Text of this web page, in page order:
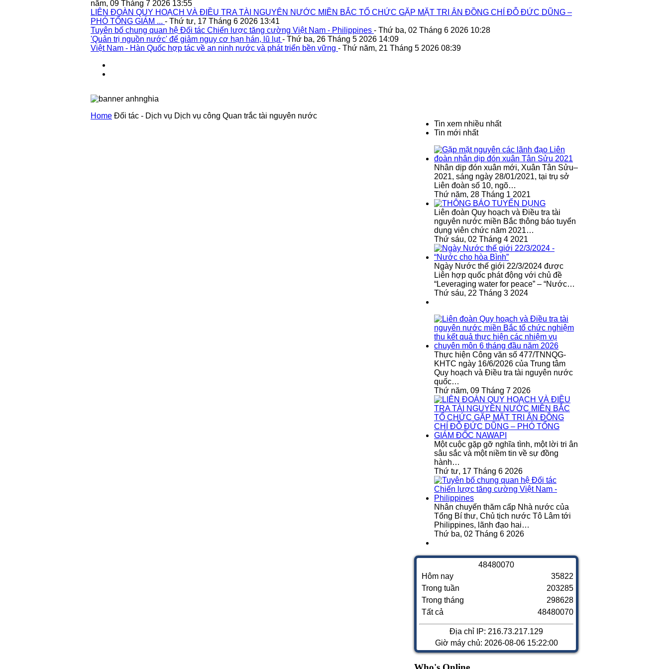
năm, 09 Tháng 7 2026 13:55
LIÊN ĐOÀN QUY HOẠCH VÀ ĐIỀU TRA TÀI NGUYÊN NƯỚC MIỀN BẮC TỔ CHỨC GẶP MẶT TRI ÂN ĐỒNG CHÍ ĐỖ ĐỨC DŨNG –
PHÓ TỔNG GIÁM ... - Thứ tư, 17 Tháng 6 2026 13:41
Tuyên bố chung quan hệ Đối tác Chiến lược tăng cường Việt Nam - Philippines - Thứ ba, 02 Tháng 6 2026 10:28
'Quản trị nguồn nước' để giảm nguy cơ hạn hán, lũ lụt- Thứ ba, 26 Tháng 5 2026 14:09
Việt Nam - Hàn Quốc hợp tác về an ninh nước và phát triển bền vững - Thứ năm, 21 Tháng 5 2026 08:39
Home Đối tác - Dịch vụ Dịch vụ công Quan trắc tài nguyên nước
Tin xem nhiều nhất
Tin mới nhất
Nhân dịp đón xuân mới, Xuân Tân Sửu–
2021, sáng ngày 28/01/2021, tại trụ sở
Liên đoàn số 10, ngõ…
Thứ năm, 28 Tháng 1 2021
Liên đoàn Quy hoạch và Điều tra tài
nguyên nước miền Bắc thông báo tuyển
dụng viên chức năm 2021…
Thứ sáu, 02 Tháng 4 2021
Ngày Nước thế giới 22/3/2024 được
Liên hợp quốc phát động với chủ đề
“Leveraging water for peace” – “Nước…
Thứ sáu, 22 Tháng 3 2024
Thực hiện Công văn số 477/TNNQG-
KHTC ngày 16/6/2026 của Trung tâm
Quy hoạch và Điều tra tài nguyên nước
quốc…
Thứ năm, 09 Tháng 7 2026
Một cuộc gặp gỡ nghĩa tình, một lời tri ân
sâu sắc và một niềm tin về sự đồng
hành…
Thứ tư, 17 Tháng 6 2026
Nhân chuyến thăm cấp Nhà nước của
Tổng Bí thư, Chủ tịch nước Tô Lâm tới
Philippines, lãnh đạo hai…
Thứ ba, 02 Tháng 6 2026
48480070
Hôm nay
Trong tuần
Trong tháng
Tất cả
35822
203285
298628
48480070
Địa chỉ IP: 216.73.217.129
Giờ máy chủ: 2026-08-06 15:22:00